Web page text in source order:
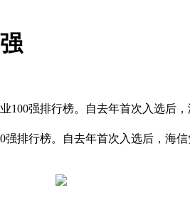
100强排行榜。自去年首次入选后
排行榜。自去年首次入选后，海